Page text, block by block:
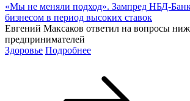
«Мы не меняли подход». Зампред НБД-
бизнесом в период высоких ставок
Евгений Максаков ответил на вопросы
предпринимателей
Здоровье Подробнее